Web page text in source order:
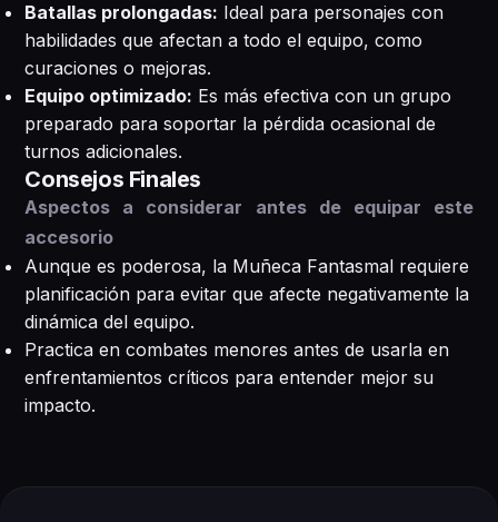
Batallas prolongadas: Ideal para personajes con
habilidades que afectan a todo el equipo, como
curaciones o mejoras.
Equipo optimizado: Es más efectiva con un grupo
preparado para soportar la pérdida ocasional de
turnos adicionales.
Consejos Finales
Aspectos a considerar antes de equipar este
accesorio
Aunque es poderosa, la Muñeca Fantasmal requiere
planificación para evitar que afecte negativamente la
dinámica del equipo.
Practica en combates menores antes de usarla en
enfrentamientos críticos para entender mejor su
impacto.